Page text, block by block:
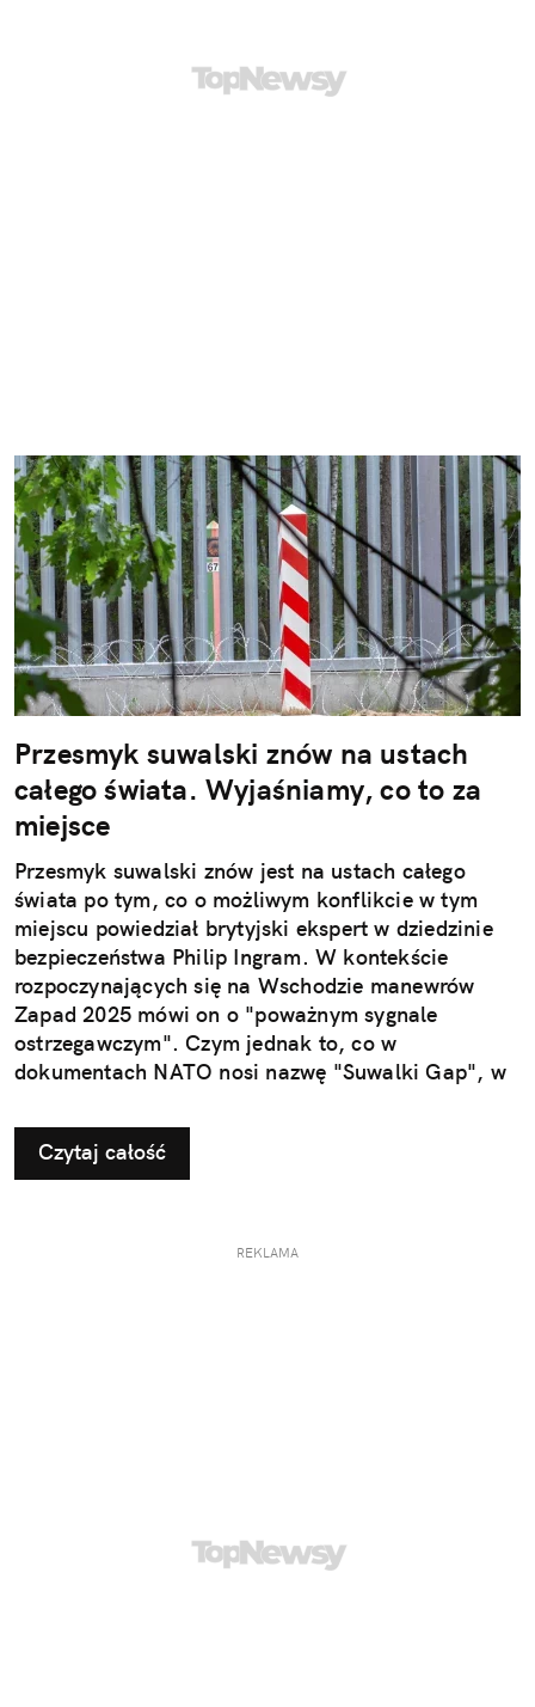
Przesmyk suwalski znów na ustach
całego świata. Wyjaśniamy, co to za
miejsce
Przesmyk suwalski znów jest na ustach całego
świata po tym, co o możliwym konflikcie w tym
miejscu powiedział brytyjski ekspert w dziedzinie
bezpieczeństwa Philip Ingram. W kontekście
rozpoczynających się na Wschodzie manewrów
Zapad 2025 mówi on o "poważnym sygnale
ostrzegawczym". Czym jednak to, co w
dokumentach NATO nosi nazwę "Suwalki Gap", w
Czytaj całość
REKLAMA